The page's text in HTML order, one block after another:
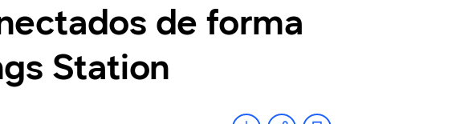
de forma
Station